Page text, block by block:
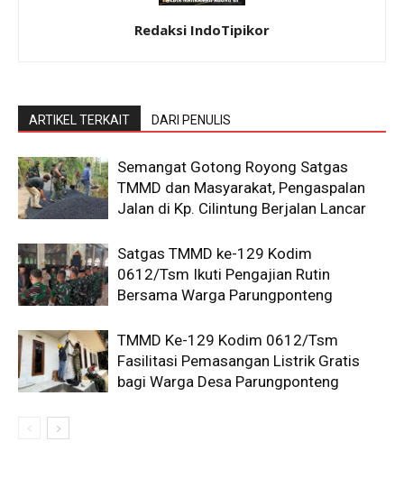
Redaksi IndoTipikor
ARTIKEL TERKAIT DARI PENULIS
Semangat Gotong Royong Satgas
TMMD dan Masyarakat, Pengaspalan
Jalan di Kp. Cilintung Berjalan Lancar
Satgas TMMD ke-129 Kodim
0612/Tsm Ikuti Pengajian Rutin
Bersama Warga Parungponteng
TMMD Ke-129 Kodim 0612/Tsm
Fasilitasi Pemasangan Listrik Gratis
bagi Warga Desa Parungponteng